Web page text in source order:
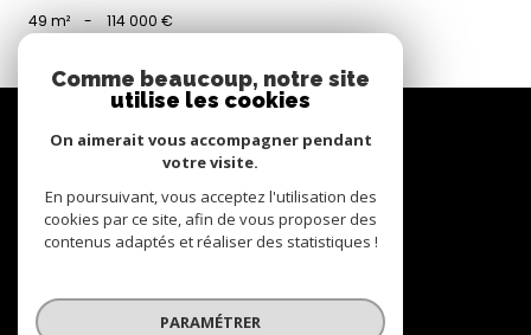
49 m² - 114 000 €
Se
connecter
espace propriétaire
Nous
Comme beaucoup, notre site
utilise les cookies
On aimerait vous accompagner pendant
votre visite.
En poursuivant, vous acceptez l'utilisation des
cookies par ce site, afin de vous proposer des
contenus adaptés et réaliser des statistiques !
PARAMÉTRER